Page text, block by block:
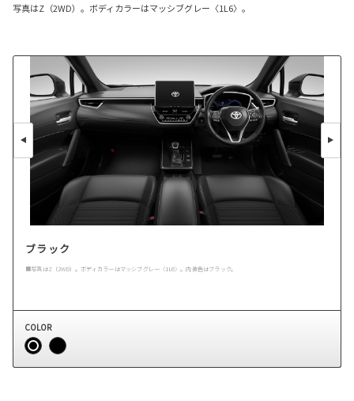
写真はZ（2WD）。ボディカラーはマッシブグレー〈1L6〉。
ブラック
■写真はZ（2WD）。ボディカラーはマッシブグレー〈1L6〉。内装色はブラック。
COLOR